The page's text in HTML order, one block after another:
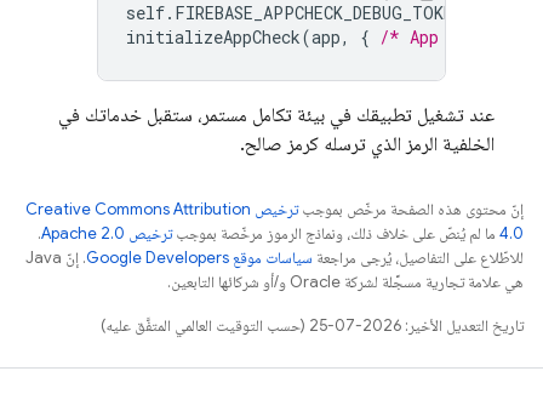
self. FIREBASE_APPCHECK_DEBUG_TOKEN
initializeAppCheck(app, { /* App Check
عند تشغيل تطبيقك في بيئة تكامل مستمر، ستقبل خدماتك في
الخلفية الرمز الذي ترسله كرمز صالح.
إنّ محتوى هذه الصفحة مرخّص بموجب
ترخيص Creative Commons Attribution
4.0‏ ما لم يُنصّ على خلاف ذلك، ونماذج الرموز مرخّصة بموجبترخيص Apache 2.0‏
.
للاطّلاع على التفاصيل، يُرجى مراجعة سياسات موقع Google Developers‏
. إنّ Java
هي علامة تجارية مسجَّلة لشركة Oracle و/أو شركائها التابعين.
تاريخ التعديل الأخير: 2026-07-25 (حسب التوقيت العالمي المتفَّق عليه)